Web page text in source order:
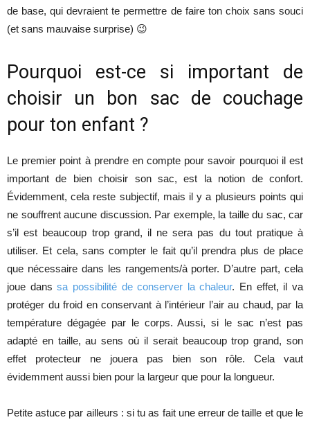
de base, qui devraient te permettre de faire ton choix sans souci
(et sans mauvaise surprise) 😉
Pourquoi est-ce si important de
choisir un bon sac de couchage
pour ton enfant ?
Le premier point à prendre en compte pour savoir pourquoi il est
important de bien choisir son sac, est la notion de confort.
Évidemment, cela reste subjectif, mais il y a plusieurs points qui
ne souffrent aucune discussion. Par exemple, la taille du sac, car
s’il est beaucoup trop grand, il ne sera pas du tout pratique à
utiliser. Et cela, sans compter le fait qu’il prendra plus de place
que nécessaire dans les rangements/à porter. D’autre part, cela
joue danssa possibilité de conserver la chaleur. En effet, il va
protéger du froid en conservant à l’intérieur l’air au chaud, par la
température dégagée par le corps. Aussi, si le sac n’est pas
adapté en taille, au sens où il serait beaucoup trop grand, son
effet protecteur ne jouera pas bien son rôle. Cela vaut
évidemment aussi bien pour la largeur que pour la longueur.
Petite astuce par ailleurs : si tu as fait une erreur de taille et que le